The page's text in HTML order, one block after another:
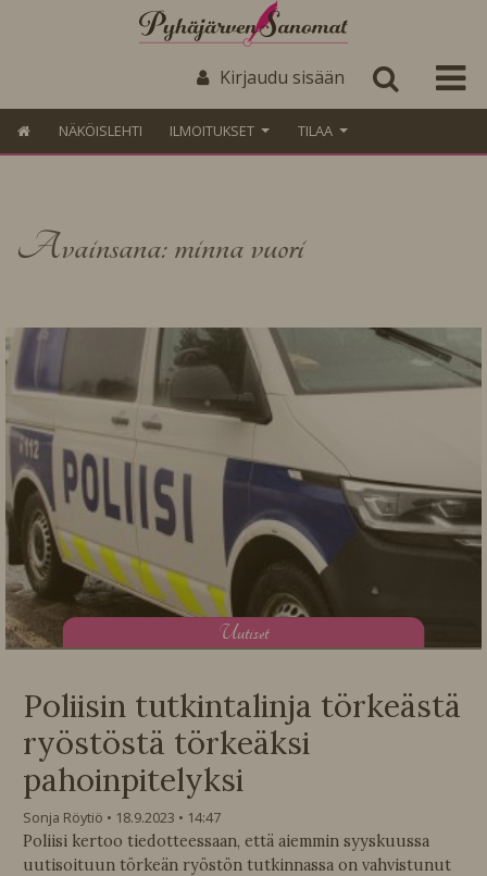
Kirjaudu sisään
NÄKÖISLEHTI ILMOITUKSET TILAA
Avainsana: minna vuori
Uutiset
Poliisin tutkintalinja törkeästä
ryöstöstä törkeäksi
pahoinpitelyksi
Sonja Röytiö 18.9.2023
14:47
Poliisi kertoo tiedotteessaan, että aiemmin syyskuussa
uutisoituun törkeän ryöstön tutkinnassa on vahvistunut